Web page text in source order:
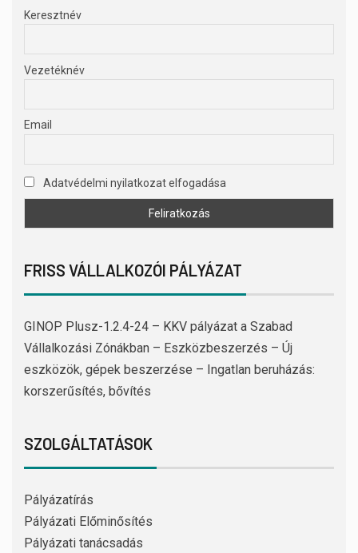
Keresztnév
Vezetéknév
Email
Adatvédelmi nyilatkozat elfogadása
FRISS VÁLLALKOZÓI PÁLYÁZAT
GINOP Plusz-1.2.4-24 – KKV pályázat a Szabad
Vállalkozási Zónákban – Eszközbeszerzés – Új
eszközök, gépek beszerzése – Ingatlan beruházás:
korszerűsítés, bővítés
SZOLGÁLTATÁSOK
Pályázatírás
Pályázati Előminősítés
Pályázati tanácsadás